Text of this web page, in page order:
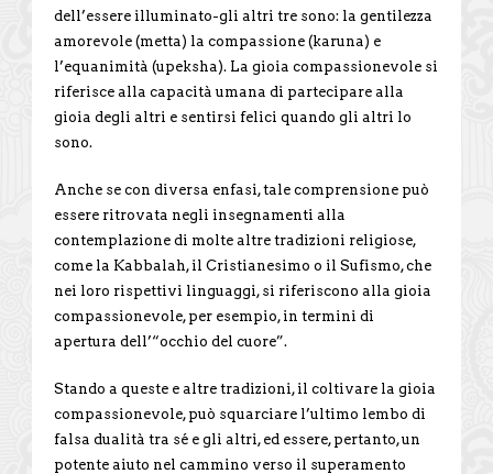
dell’essere illuminato-gli altri tre sono: la gentilezza
amorevole (metta) la compassione (karuna) e
l’equanimità (upeksha). La gioia compassionevole si
riferisce alla capacità umana di partecipare alla
gioia degli altri e sentirsi felici quando gli altri lo
sono.
Anche se con diversa enfasi, tale comprensione può
essere ritrovata negli insegnamenti alla
contemplazione di molte altre tradizioni religiose,
come la Kabbalah, il Cristianesimo o il Sufismo, che
nei loro rispettivi linguaggi, si riferiscono alla gioia
compassionevole, per esempio, in termini di
apertura dell’“occhio del cuore”.
Stando a queste e altre tradizioni, il coltivare la gioia
compassionevole, può squarciare l’ultimo lembo di
falsa dualità tra sé e gli altri, ed essere, pertanto, un
potente aiuto nel cammino verso il superamento